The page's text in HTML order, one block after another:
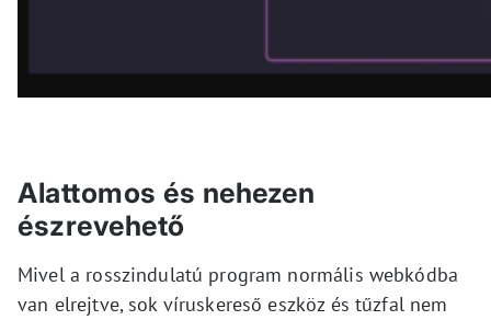
Alattomos és nehezen
észrevehető
Mivel a rosszindulatú program normális webkódba
van elrejtve, sok víruskereső eszköz és tűzfal nem